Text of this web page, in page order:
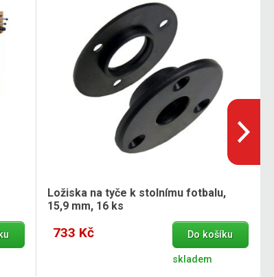
Ložiska na tyče k stolnímu fotbalu,
15,9 mm, 16 ks
733 Kč Do košíku
skladem